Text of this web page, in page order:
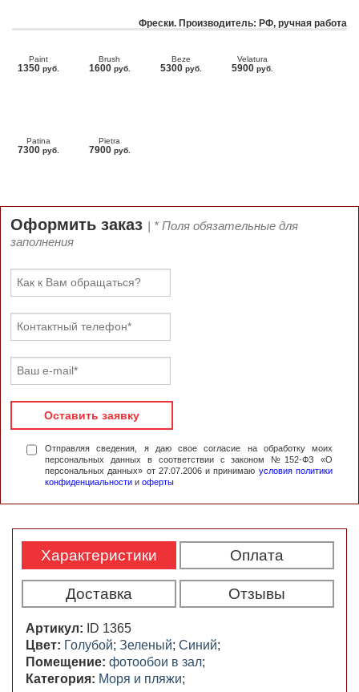
Фрески. Производитель: РФ, ручная работа
Paint
1350 руб.
Brush
1600 руб.
Beze
5300 руб.
Velatura
5900 руб.
Patina
7300 руб.
Pietra
7900 руб.
Оформить заказ | * Поля обязательные для
заполнения
Оставить заявку
Отправляя сведения, я даю свое согласие на обработку моих
персональных данных в соответствии с законом №152-ФЗ «О
персональных данных» от 27.07.2006 и принимаю условия политики
конфиденциальности и оферты
Характеристики Оплата
Доставка Отзывы
Артикул:
ID 1365
Цвет: Голубой; Зеленый; Синий;
Помещение: фотообои в зал;
Категория: Моря и пляжи;